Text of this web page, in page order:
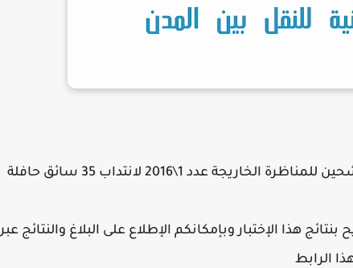
عدد 1\2016 لانتداب 35 سائق حافلة
هذا الإختبار وبإمكانكم الإطلاع على البلاغ والنتائج عبر
الرابط